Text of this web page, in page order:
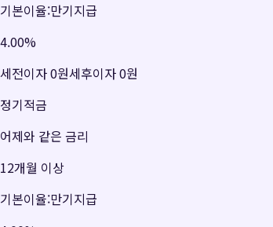
기본이율:만기지급
4.00%
세전이자0원세후이자0원
정기적금
어제와 같은 금리
12개월 이상
기본이율:만기지급